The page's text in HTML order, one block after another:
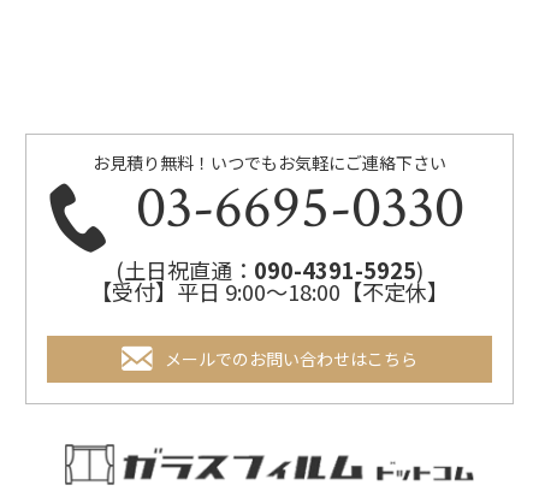
お見積り無料！いつでもお気軽にご連絡下さい
03-6695-0330
(土日祝直通： 090-4391-5925)
【受付】平日 9:00～18:00【不定休】
メールでのお問い合わせはこちら